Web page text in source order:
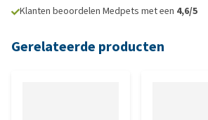
Klanten beoordelen Medpets met een 4,6/5
Gerelateerde producten